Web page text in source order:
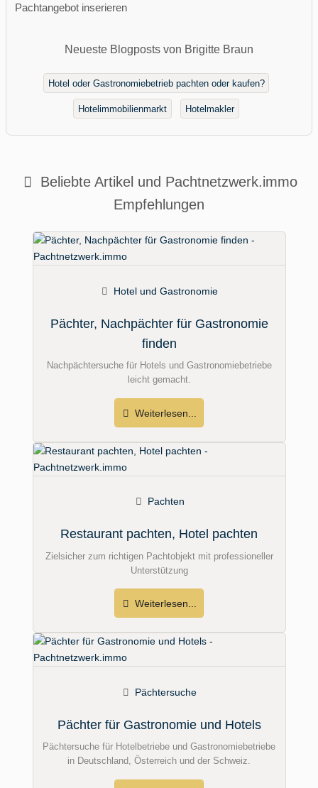
Beliebte Artikel und Pachtnetzwerk.immo
Empfehlungen
Pächter, Nachpächter für Gastronomie
finden
Hotel und Gastronomie
Nachpächtersuche für Hotels und Gastronomiebetriebe
leicht gemacht.
Weiterlesen...
Restaurant pachten, Hotel pachten
Pachten
Zielsicher zum richtigen Pachtobjekt mit professioneller
Unterstützung
Weiterlesen...
Pächter für Gastronomie und Hotels
Pächtersuche
Pächtersuche für Hotelbetriebe und Gastronomiebetriebe
in Deutschland, Österreich und der Schweiz.
Pachtangebot inserieren
Neueste Blogposts von Brigitte Braun
Hotel oder Gastronomiebetrieb pachten oder kaufen?
Hotelimmobilienmarkt Hotelmakler